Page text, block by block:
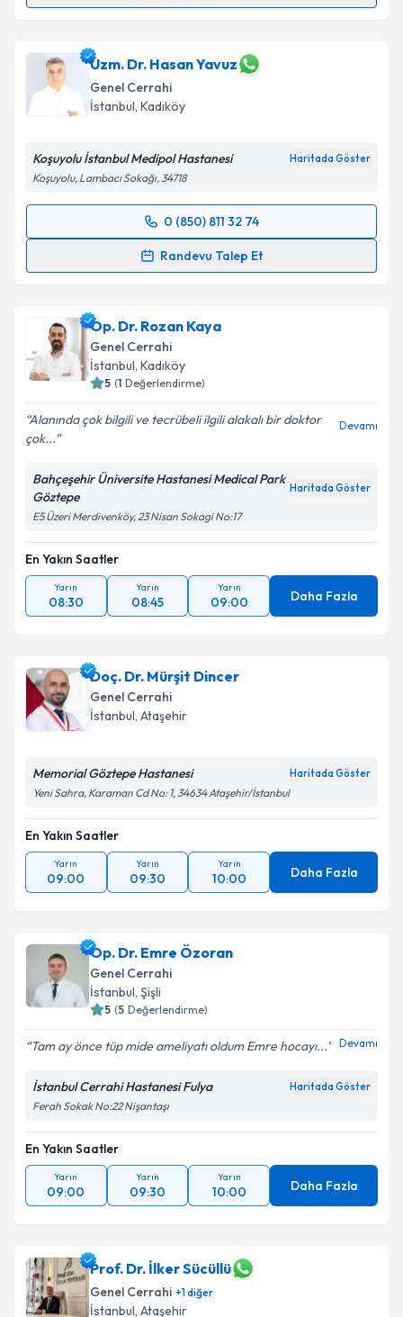
için bir takvim hazırlandığında e-posta ile
bilgilendireceğiz.
E-posta Adresiniz
Kişisel verilerimin işlenmesine ilişkinAydınlatma
'ni okudum ve kişisel verilerimin belirtilen
kapsamda işlenmesini kabul ediyorum.
Uzm. Dr. Hasan Yavuz
Genel Cerrahi
İstanbul, Kadıköy
Koşuyolu İstanbul Medipol Hastanesi Haritada Göster
Koşuyolu, Lambacı Sokağı, 34718
0 (850) 811 32 74
Randevu Talep Et
Randevu Takvimi Talebi
takvim hazırlandığında e-posta ile bilgilendireceğiz.
E-posta Adresiniz
Metni
kapsamda işlenmesini kabul ediyorum.
Takvim Talebini Gönder
Op. Dr. Rozan Kaya
Genel Cerrahi
İstanbul, Kadıköy
5 (1 Değerlendirme)
Alanında çok bilgili ve tecrübeli ilgili alakalı bir doktor
çok...
Devamı
Bahçeşehir Üniversite Hastanesi Medical Park
Göztepe
Haritada Göster
E5 Üzeri Merdivenköy, 23 Nisan Sokagi No:17
En Yakın Saatler
Yarın
08:30
Yarın
08:45
Yarın
09:00 Daha Fazla
Doç. Dr. Mürşit Dincer
Genel Cerrahi
İstanbul, Ataşehir
Memorial Göztepe Hastanesi Haritada Göster
Yeni Sahra, Karaman Cd No: 1, 34634 Ataşehir/İstanbul
En Yakın Saatler
Yarın
09:00
Yarın
09:30
Yarın
10:00 Daha Fazla
Op. Dr. Emre Özoran
Genel Cerrahi
İstanbul, Şişli
5 (5 Değerlendirme)
Tam ay önce tüp mide ameliyatı oldum Emre hocayı... Devamı
İstanbul Cerrahi Hastanesi Fulya Haritada Göster
Ferah Sokak No:22 Nişantaşı
En Yakın Saatler
Yarın
09:00
Yarın
09:30
Yarın
10:00 Daha Fazla
Prof. Dr. İlker Sücüllü
Genel Cerrahi +1diğer
İstanbul, Ataşehir